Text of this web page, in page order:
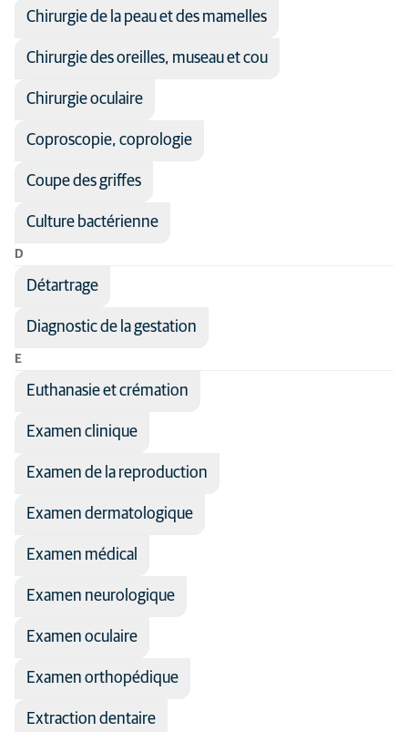
Chirurgie de la peau et des mamelles
Chirurgie des oreilles, museau et cou
Chirurgie oculaire
Coproscopie, coprologie
Coupe des griffes
Culture bactérienne
D
Détartrage
Diagnostic de la gestation
E
Euthanasie et crémation
Examen clinique
Examen de la reproduction
Examen dermatologique
Examen médical
Examen neurologique
Examen oculaire
Examen orthopédique
Extraction dentaire